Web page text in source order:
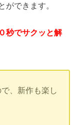
ができます。
秒でサクッと解
、新作も楽し